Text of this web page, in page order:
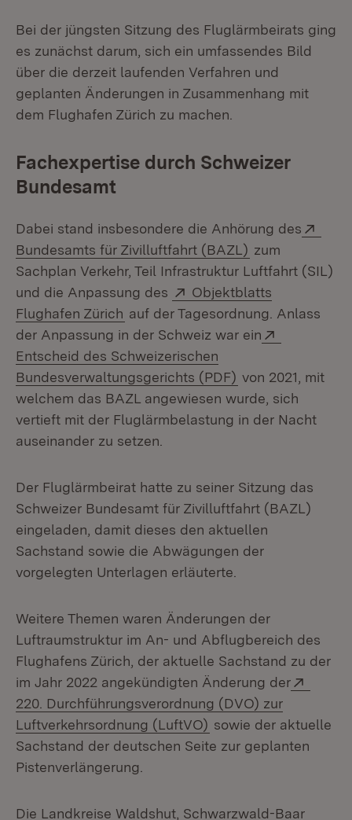
Bei der jüngsten Sitzung des Fluglärmbeirats ging
es zunächst darum, sich ein umfassendes Bild
über die derzeit laufenden Verfahren und
geplanten Änderungen in Zusammenhang mit
dem Flughafen Zürich zu machen.
Fachexpertise durch Schweizer
Bundesamt
Dabei stand insbesondere die Anhörung des
Bundesamts für Zivilluftfahrt (BAZL) (Öffnet in
zum
Sachplan Verkehr, Teil Infrastruktur Luftfahrt (SIL)
und die Anpassung des
Extern:
Objektblatts
Flughafen Zürich (Öffnet in neuem Fenster)
auf der Tagesordnung. Anlass
der Anpassung in der Schweiz war ein
Entscheid des Schweizerischen
Bundesverwaltungsgerichts (PDF) (Öffnet in neuem
von 2021, mit
welchem das BAZL angewiesen wurde, sich
vertieft mit der Fluglärmbelastung in der Nacht
auseinander zu setzen.
Der Fluglärmbeirat hatte zu seiner Sitzung das
Schweizer Bundesamt für Zivilluftfahrt (BAZL)
eingeladen, damit dieses den aktuellen
Sachstand sowie die Abwägungen der
vorgelegten Unterlagen erläuterte.
Weitere Themen waren Änderungen der
Luftraumstruktur im An- und Abflugbereich des
Flughafens Zürich, der aktuelle Sachstand zu der
im Jahr 2022 angekündigten Änderung der
220. Durchführungsverordnung (DVO) zur
Luftverkehrsordnung (LuftVO) (Öffnet in neuem
sowie der aktuelle
Sachstand der deutschen Seite zur geplanten
Pistenverlängerung.
Die Landkreise Waldshut, Schwarzwald-Baar